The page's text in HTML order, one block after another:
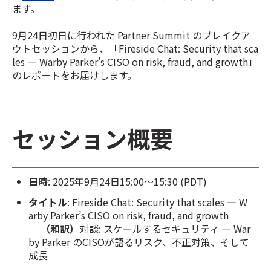
ます。
9月24日初日に行われた Partner Summit のブレイクア
ウトセッションから、
「Fireside Chat: Security that sca
les — Warby Parker’s CISO on risk, fraud, and growth」
のレポートをお届けします。
セッション概要
日時: 2025年9月24日15:00〜15:30 (PDT)
タイトル: Fireside Chat: Security that scales — W
arby Parker’s CISO on risk, fraud, and growth
（和訳）対談: スケールするセキュリティ — War
by Parker のCISOが語るリスク、不正対策、そして
成長